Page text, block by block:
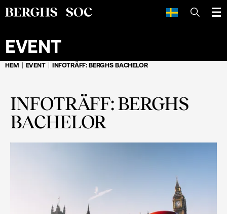
SÖK
EVENT
HEM EVENT INFOTRÄFF: BERGHS BACHELOR
INFOTRÄFF: BERGHS
BACHELOR